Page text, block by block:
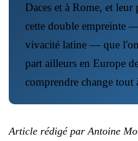
Daces et à Rome, et
cette double empreinte
vivacité latine — que
part ailleurs en Europe
comprendre change tout
Article rédigé par Antoine